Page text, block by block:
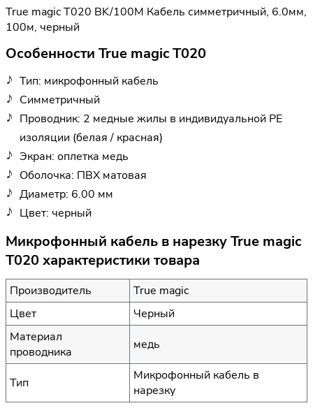
True magic T020 BK/100M Кабель симметричный, 6.0мм,
100м, черный
Особенности True magic T020
Тип: микрофонный кабель
Симметричный
Проводник: 2 медные жилы в индивидуальной PE
изоляции (белая / красная)
Экран: оплетка медь
Оболочка: ПВХ матовая
Диаметр: 6.00 мм
Цвет: черный
Микрофонный кабель в нарезку True magic
T020 характеристики товара
Производитель
True magic
Цвет
Черный
Материал
проводника
медь
Тип
Микрофонный кабель в
нарезку